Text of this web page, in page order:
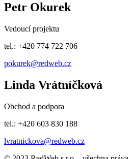
Petr Okurek
Vedoucí projektu
tel.: +420 774 722 706
pokurek@redweb.cz
Linda Vrátníčková
Obchod a podpora
tel.: +420 603 830 188
lvratnickova@redweb.cz